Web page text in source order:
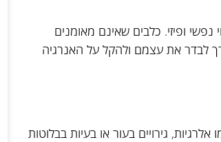
ופיזי. כלבים שאינם מאומנים
לבדר את עצמם ולהקל על האנרגיה
גירויים בעור או בעיות בבלוטות